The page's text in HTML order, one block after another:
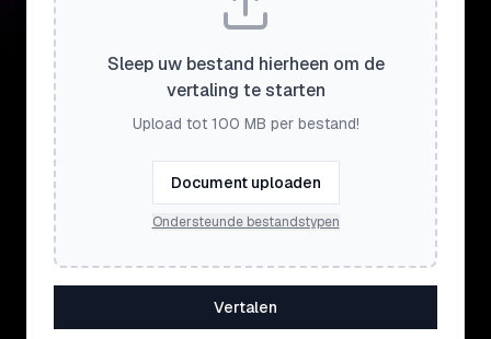
Sleep uw bestand hierheen om de
vertaling te starten
Upload tot 100 MB per bestand!
Document uploaden
Ondersteunde bestandstypen
Vertalen